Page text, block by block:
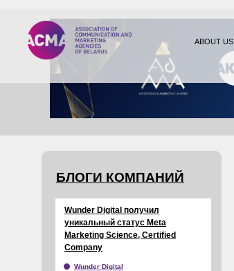
ABOUT US
БЛОГИ КОМПАНИЙ
Wunder Digital
Wunder Digital получил
уникальный статус Meta
Marketing Science, Certified
Company